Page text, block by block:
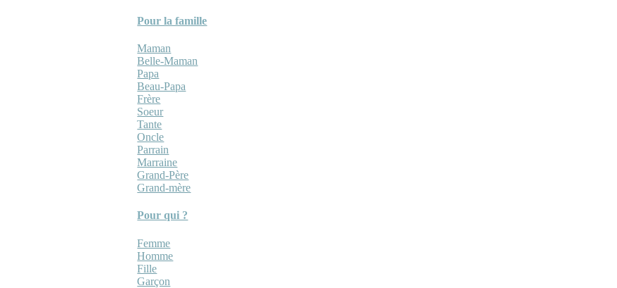
Pour la famille
Maman
Belle-Maman
Papa
Beau-Papa
Frère
Soeur
Tante
Oncle
Parrain
Marraine
Grand-Père
Grand-mère
Pour qui ?
Femme
Homme
Fille
Garçon